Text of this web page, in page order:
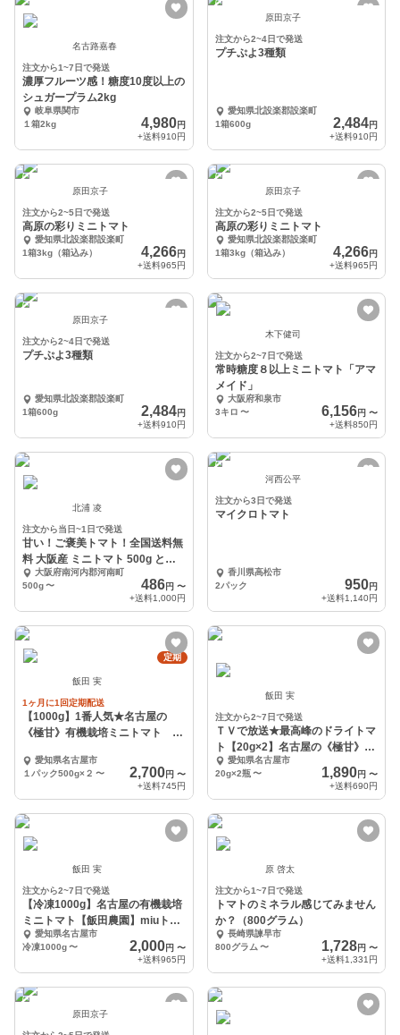
名古路嘉春
注文から1~7日で発送
濃厚フルーツ感！糖度10度以上の
シュガープラム2kg
岐阜県関市
１箱2kg
4,980円
+送料910円
原田京子
注文から2~4日で発送
プチぷよ3種類
愛知県北設楽郡設楽町
1箱600g
2,484円
+送料910円
原田京子
注文から2~5日で発送
高原の彩りミニトマト
愛知県北設楽郡設楽町
1箱3kg（箱込み）
4,266円
+送料965円
原田京子
注文から2~5日で発送
高原の彩りミニトマト
愛知県北設楽郡設楽町
1箱3kg（箱込み）
4,266円
+送料965円
原田京子
注文から2~4日で発送
プチぷよ3種類
愛知県北設楽郡設楽町
1箱600g
2,484円
+送料910円
木下健司
注文から2~7日で発送
常時糖度８以上ミニトマト「アマ
メイド」
大阪府和泉市
3キロ 〜 6,156円 〜
+送料850円
北浦 凌
注文から当日~1日で発送
甘い！ご褒美トマト！全国送料無
料 大阪産 ミニトマト 500g とま
と 南河内
大阪府南河内郡河南町
500g〜 486円 〜
+送料1,000円
河西公平
注文から3日で発送
マイクロトマト
香川県高松市
2パック
950円
+送料1,140円
定期
飯田 実
1ヶ月に1回定期配送
【1000g】1番人気★名古屋の
《極甘》有機栽培ミニトマト 幻
愛知県名古屋市
１パック500g×２ 〜 2,700円 〜
+送料745円
飯田 実
注文から2~7日で発送
ＴＶで放送★最高峰のドライトマ
ト【20g×2】名古屋の《極甘》有
機栽培ミニトマト
愛知県名古屋市
20g×2瓶 〜 1,890円 〜
+送料690円
飯田 実
注文から2~7日で発送
【冷凍1000g】名古屋の有機栽培
ミニトマト【飯田農園】miuトマ
ト冷凍1000
愛知県名古屋市
冷凍1000g〜 2,000円 〜
+送料965円
原 啓太
注文から1~7日で発送
トマトのミネラル感じてみません
か？（800グラム）
長崎県諫早市
800グラム 〜 1,728円 〜
+送料1,331円
原田京子